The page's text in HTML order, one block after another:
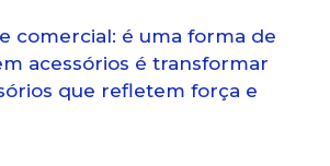
comercial: é uma forma de
acessórios é transformar
que refletem força e